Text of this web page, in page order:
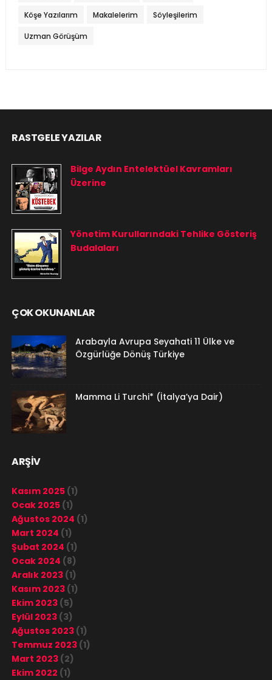
Köşe Yazılarım Makalelerim Söyleşilerim
Uzman Görüşüm
RASTGELE YAZILAR
Bilge Aydın Entelektüel Kavramları
Üzerine
Yönetim Kurullarındaki Tehlike Gösteriş
Budalaları
ÇOK OKUNANLAR
Arabayla Avrupa Seyahati 11 Ülke ve
Özgürlüğe Dönüş Türkiye
Mamma Li Turchi* (İtalya’ya Dair)
ARŞİV
Kasım 2025(1)
Ocak 2025(1)
Ağustos 2024 (1)
Mart 2024 (1)
Şubat 2024 (1)
Ocak 2024 (8)
Aralık 2023(1)
Kasım 2023(1)
Ekim 2023(5)
Eylül 2023(3)
Ağustos 2023(1)
Temmuz 2023(1)
Mart 2023(2)
Ekim 2022 (1)